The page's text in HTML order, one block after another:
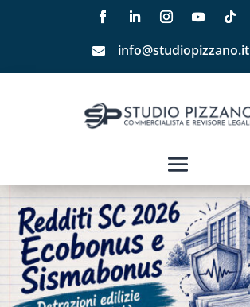
 info@studiopizzano.it